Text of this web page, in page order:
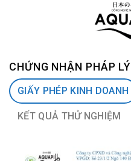
CHỨNG NHẬN PHÁP LÝ
GIẤY PHÉP KINH DOANH
KẾT QUẢ THỬ NGHIỆM